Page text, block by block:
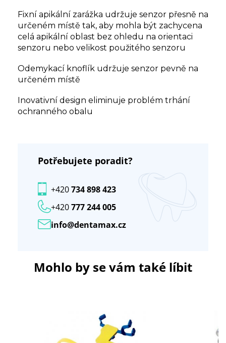
Fixní apikální zarážka udržuje senzor přesně na
určeném místě tak, aby mohla být zachycena
celá apikální oblast bez ohledu na orientaci
senzoru nebo velikost použitého senzoru
Odemykací knoflík udržuje senzor pevně na
určeném místě
Inovativní design eliminuje problém trhání
ochranného obalu
Potřebujete poradit?
info@dentamax.cz
+420777 244 005
+420734 898 423
Mohlo by se vám také líbit